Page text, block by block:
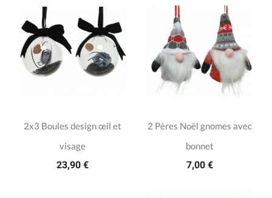
2x3 Boules design œil et
visage
23,90 €
2 Pères Noël gnomes avec
bonnet
7,00 €